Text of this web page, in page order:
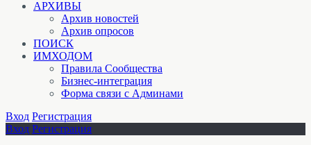
АРХИВЫ
Архив новостей
Архив опросов
ПОИСК
ИМХОДОМ
Правила Сообщества
Бизнес-интеграция
Форма связи с Админами
Вход Регистрация
Вход Регистрация